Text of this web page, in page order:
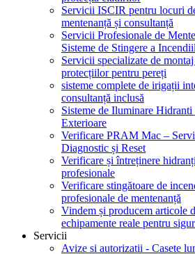
Servicii ISCIR pentru locuri
mentenanță și consultanță
Servicii Profesionale de
Sisteme de Stingere a
Servicii specializate de
protecțiilor pentru pereți
sisteme complete de irigații
consultanță inclusă
Sisteme de Iluminare
Exterioare
Verificare PRAM Mac –
Diagnostic și Reset
Verificare și întreținere
profesionale
Verificare stingătoare de
profesionale de mentenanță
Vindem și producem articole
echipamente reale pentru
Servicii
Avize si autorizatii - Casete